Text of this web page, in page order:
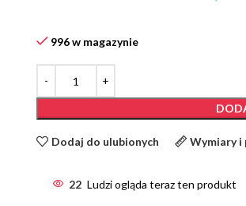
Narożnik Varius
BIG rozkładany f
spania pojemniki
Family meble
niebieski
2429,61
BIG rozkładany f
czarny
996 w magazynie
Dodaj do ulubionych Wymiary i
22 Ludzi ogląda teraz ten produkt